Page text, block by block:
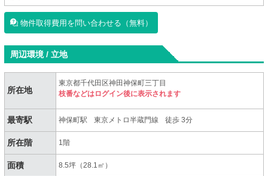
物件取得費用を問い合わせる（無料）
周辺環境 / 立地
所在地
東京都千代田区神田神保町三丁目
枝番などはログイン後に表示されます
最寄駅 神保町駅 東京メトロ半蔵門線 徒歩 3分
所在階 1階
面積 8.5坪（28.1㎡）